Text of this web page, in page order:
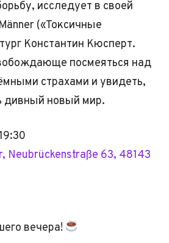
исследует в своей
(«Токсичные
Константин Кюсперт.
посмеяться над
страхами и увидеть,
дивный новый мир.
Neubrückenstraße 63, 48143
вечера!